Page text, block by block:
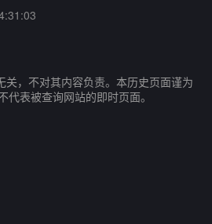
关，不对其内容负责。本历史页面谨为
代表被查询网站的即时页面。